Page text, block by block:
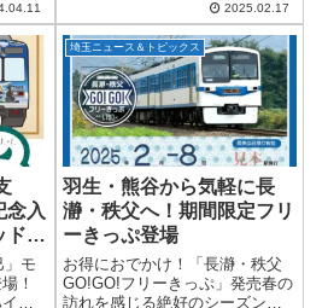
ね。
と
フェン埼玉」とタッグを組み、
JAF会員向けの「サッカー観戦＆
スタジアムツアー」を開催しま
す！プ...
2025.02.17
念入
ドマ
楽
」モ
！
キ
埼玉ニュース＆トピックス
羽生・熊谷から気軽に長
瀞・秩父へ！期間限定フリ
ーきっぷ登場
お得におでかけ！「長瀞・秩父
GO!GO!フリーきっぷ」発売春の
訪れを感じる絶好のシーズン